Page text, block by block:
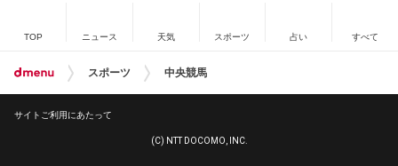
TOP ニュース 天気 スポーツ 占い すべて
スポーツ 中央競馬
サイトご利用にあたって
(C) NTT DOCOMO, INC.